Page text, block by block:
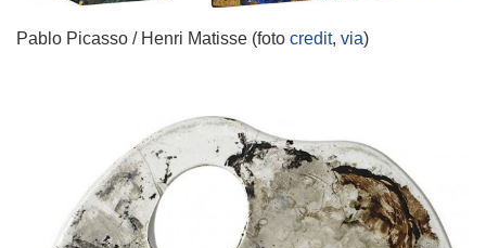
Pablo Picasso / Henri Matisse (foto credit, via)